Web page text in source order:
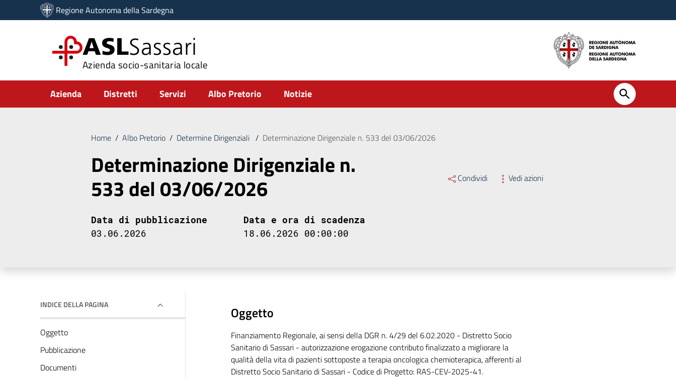
Vai ai contenuti
Vai al menu di navigazione
Regione Autonoma della Sardegna
ASLSassari
Azienda socio-sanitaria locale
Submenu
Azienda Distretti Servizi Albo Pretorio Notizie
Home / Albo Pretorio / Determine Dirigenziali / Determinazione Dirigenziale n. 533 del 03/06/2026
Determinazione Dirigenziale n.
533 del 03/06/2026 Condividi Vedi azioni
Data di pubblicazione
03.06.2026
Data e ora di scadenza
18.06.2026 00:00:00
INDICE DELLA PAGINA
Oggetto
Pubblicazione
Documenti
Oggetto
Finanziamento Regionale, ai sensi della DGR n. 4/29 del 6.02.2020 - Distretto Socio
Sanitario di Sassari - autorizzazione erogazione contributo finalizzato a migliorare la
qualità della vita di pazienti sottoposte a terapia oncologica chemioterapica, afferenti al
Distretto Socio Sanitario di Sassari - Codice di Progetto: RAS-CEV-2025-41.